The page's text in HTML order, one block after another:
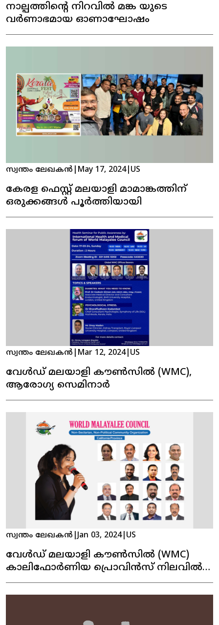
നാല്പത്തിൻ്റെ നിറവിൽ മങ്ക യുടെ
വർണാഭമായ ഓണാഘോഷം
സ്വന്തം ലേഖകൻ May 17, 2024| US
കേരള ഫെസ്റ്റ് മലയാളി മാമാങ്കത്തിന്
ഒരുക്കങ്ങൾ പൂർത്തിയായി
സ്വന്തം ലേഖകൻ Mar 12, 2024| US
വേൾഡ് മലയാളി കൗൺസിൽ (WMC),
ആരോഗ്യ സെമിനാർ
സ്വന്തം ലേഖകൻ |Jan 03, 2024| US
വേൾഡ് മലയാളി കൗൺസിൽ (WMC)
കാലിഫോർണിയ പ്രൊവിൻസ് നിലവിൽ
വന്നു. പ്രശസ്ത പിന്നണി ഗായിക
ഡെൽസി നൈനാൻ ഉത്‌ഘാടനം